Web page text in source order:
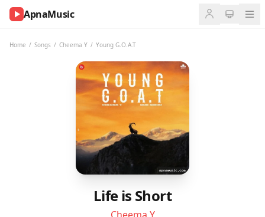
ApnaMusic
Home / Songs / Cheema Y / Young G.O.A.T
Life is Short
NOW